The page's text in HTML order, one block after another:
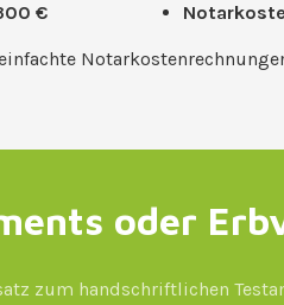
€
oder
zum handschriftlichen